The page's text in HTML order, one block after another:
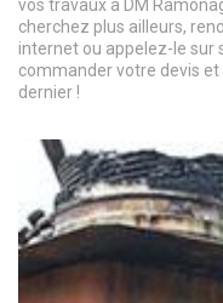
vos travaux à DM
cherchez plus ailleurs,
internet ou appelez-le sur
commander votre devis
dernier !